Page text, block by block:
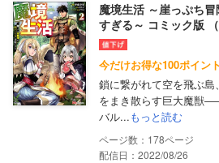
魔境生活 ～崖っぷち
すぎる～ コミック版 （
今だけお得な100ポイン
鎖に繋がれて空を飛ぶ
をまき散らす巨大魔獣
バル...もっと読む
178
配信日：2022/08/26